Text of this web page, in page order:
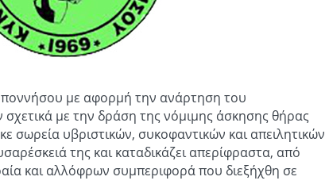
με αφορμή την ανάρτηση του
με την δράση της νόμιμης άσκησης θήρας
σωρεία υβριστικών, συκοφαντικών και απειλητικών
της και καταδικάζει απερίφραστα, από
και αλλόφρων συμπεριφορά που διεξήχθη σε